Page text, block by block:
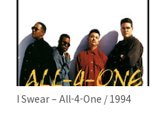
I Swear – All-4-One / 1994